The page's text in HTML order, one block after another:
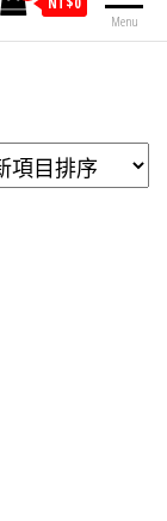
Menu